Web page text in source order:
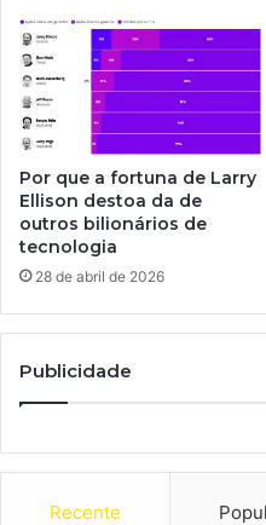
Por que a fortuna de Larry
Ellison destoa da de
outros bilionários de
tecnologia
28 de abril de 2026
Publicidade
Recente